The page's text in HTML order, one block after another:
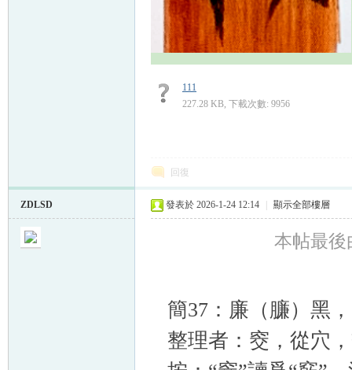
111
227.28 KB, 下載次數: 9956
回復
ZDLSD 發表於 2026-1-24 12:14 顯示全部樓層
本帖最後
簡37：廉（臁）黑
整理者：窔，從穴